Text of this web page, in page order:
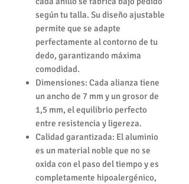
según tu talla. Su diseño ajustable
permite que se adapte
perfectamente al contorno de tu
dedo, garantizando máxima
comodidad.
Dimensiones: Cada alianza tiene
un ancho de 7 mm y un grosor de
1,5 mm, el equilibrio perfecto
entre resistencia y ligereza.
Calidad garantizada: El aluminio
es un material noble que no se
oxida con el paso del tiempo y es
completamente hipoalergénico,